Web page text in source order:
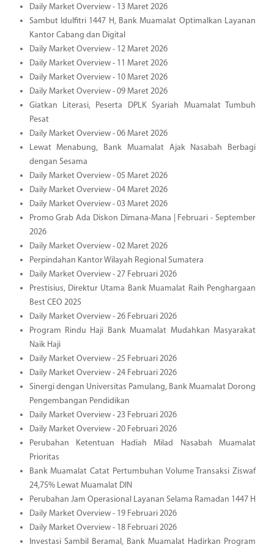
Daily Market Overview - 13 Maret 2026
Sambut Idulfitri 1447 H, Bank Muamalat Optimalkan Layanan
Kantor Cabang dan Digital
Daily Market Overview - 12 Maret 2026
Daily Market Overview - 11 Maret 2026
Daily Market Overview - 10 Maret 2026
Daily Market Overview - 09 Maret 2026
Giatkan Literasi, Peserta DPLK Syariah Muamalat Tumbuh
Pesat
Daily Market Overview - 06 Maret 2026
Lewat Menabung, Bank Muamalat Ajak Nasabah Berbagi
dengan Sesama
Daily Market Overview - 05 Maret 2026
Daily Market Overview - 04 Maret 2026
Daily Market Overview - 03 Maret 2026
Promo Grab Ada Diskon Dimana-Mana | Februari - September
2026
Daily Market Overview - 02 Maret 2026
Perpindahan Kantor Wilayah Regional Sumatera
Daily Market Overview - 27 Februari 2026
Prestisius, Direktur Utama Bank Muamalat Raih Penghargaan
Best CEO 2025
Daily Market Overview - 26 Februari 2026
Program Rindu Haji Bank Muamalat Mudahkan Masyarakat
Naik Haji
Daily Market Overview - 25 Februari 2026
Daily Market Overview - 24 Februari 2026
Sinergi dengan Universitas Pamulang, Bank Muamalat Dorong
Pengembangan Pendidikan
Daily Market Overview - 23 Februari 2026
Daily Market Overview - 20 Februari 2026
Perubahan Ketentuan Hadiah Milad Nasabah Muamalat
Prioritas
Bank Muamalat Catat Pertumbuhan Volume Transaksi Ziswaf
24,75% Lewat Muamalat DIN
Perubahan Jam Operasional Layanan Selama Ramadan 1447 H
Daily Market Overview - 19 Februari 2026
Daily Market Overview - 18 Februari 2026
Investasi Sambil Beramal, Bank Muamalat Hadirkan Program